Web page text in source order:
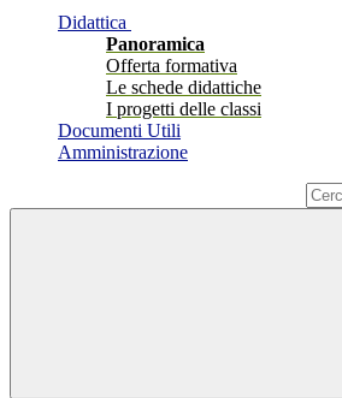
Didattica
Panoramica
Offerta formativa
Le schede didattiche
I progetti delle classi
Documenti Utili
Amministrazione